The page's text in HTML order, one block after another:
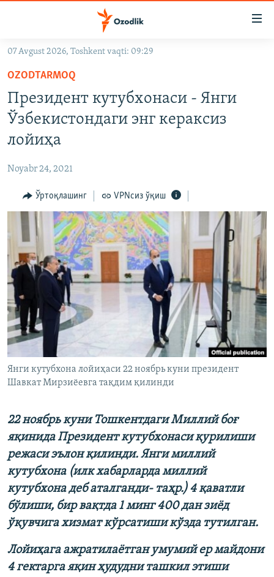
Асосий
навигацияга
ўтинг
Қидиришга
ўтинг
OZODARXIV
На русском
ИЖТИМОИЙ ТАРМОҚЛАР
Озодлик бошқа тилларда
07 Avgust 2026, Toshkent vaqti: 09:29
OZODTARMOQ
Президент кутубхонаси - Янги
Ўзбекистондаги энг кераксиз
лойиҳа
Noyabr 24, 2021
Ўртоқлашинг VPNсиз ўқиш
Янги кутубхона лойиҳаси 22 ноябрь куни президент
Шавкат Мирзиёевга тақдим қилинди
22 ноябрь куни Тошкентдаги Миллий боғ
яқинида Президент кутубхонаси қурилиши
режаси эълон қилинди. Янги миллий
кутубхона (илк хабарларда миллий
кутубхона деб аталганди- таҳр.) 4 қаватли
бўлиши, бир вақтда 1 минг 400 дан зиёд
ўқувчига хизмат кўрсатиши кўзда тутилган.
Лойиҳага ажратилаётган умумий ер майдони
4 гектарга яқин ҳудудни ташкил этиши